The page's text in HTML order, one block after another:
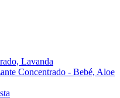
Lavanda
Concentrado - Bebé, Aloe